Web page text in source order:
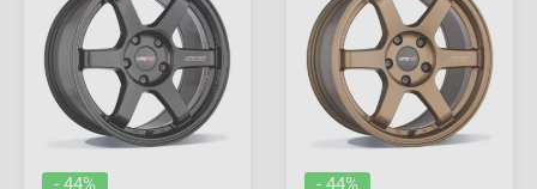
- 44% - 44%